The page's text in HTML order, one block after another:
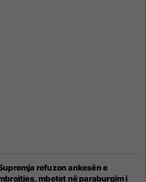
refuzon ankesën e
mbetet në paraburgim i